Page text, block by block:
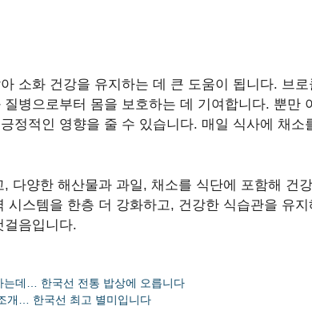
소화 건강을 유지하는 데 큰 도움이 됩니다. 브
병으로부터 몸을 보호하는 데 기여합니다. 뿐만
정적인 영향을 줄 수 있습니다. 매일 식사에 채소
다양한 해산물과 과일, 채소를 식단에 포함해 건
시스템을 한층 더 강화하고, 건강한 식습관을 유
걸음입니다.
는데… 한국선 전통 밥상에 오릅니다
개… 한국선 최고 별미입니다